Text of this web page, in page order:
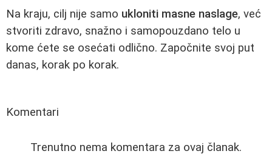
Na kraju, cilj nije samo ukloniti masne naslage, već
stvoriti zdravo, snažno i samopouzdano telo u
kome ćete se osećati odlično. Započnite svoj put
danas, korak po korak.
Komentari
Trenutno nema komentara za ovaj članak.